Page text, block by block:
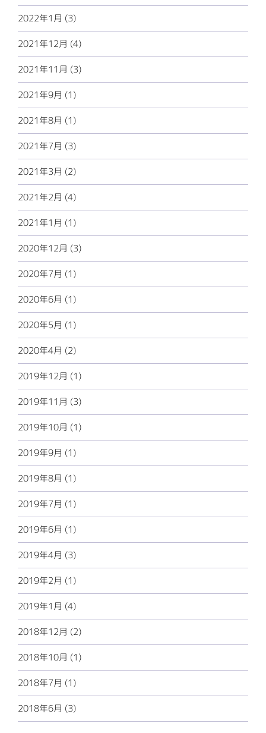
2022年1月 (3)
2021年12月 (4)
2021年11月 (3)
2021年9月 (1)
2021年8月 (1)
2021年7月 (3)
2021年3月 (2)
2021年2月 (4)
2021年1月 (1)
2020年12月 (3)
2020年7月 (1)
2020年6月 (1)
2020年5月 (1)
2020年4月 (2)
2019年12月 (1)
2019年11月 (3)
2019年10月 (1)
2019年9月 (1)
2019年8月 (1)
2019年7月 (1)
2019年6月 (1)
2019年4月 (3)
2019年2月 (1)
2019年1月 (4)
2018年12月 (2)
2018年10月 (1)
2018年7月 (1)
2018年6月 (3)